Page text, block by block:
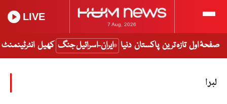
7 Aug, 2026
LIVE
صفحۂ اول تازہ ترین پاکستان دنیا ایران-اسرائیل جنگ کھیل انٹرٹینمنٹ
لبرا